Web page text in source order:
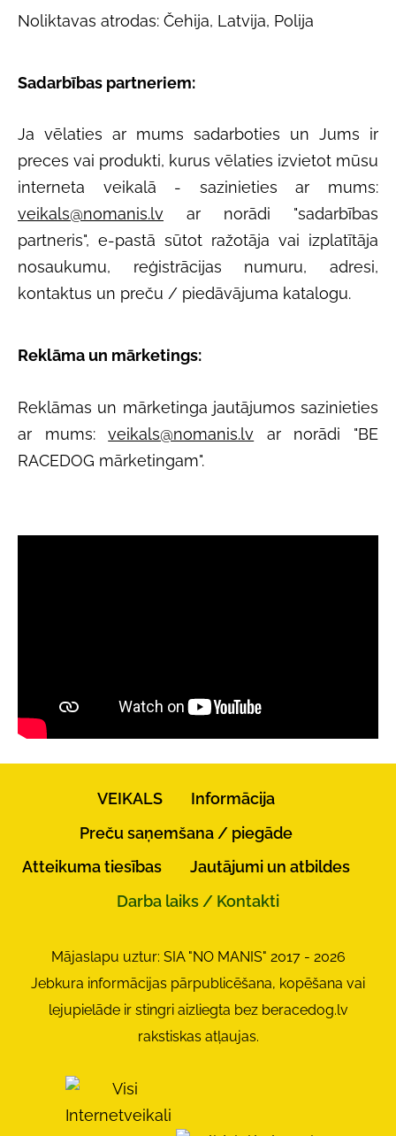
Noliktavas atrodas: Čehija, Latvija, Polija
Sadarbības partneriem:
Ja vēlaties ar mums sadarboties un Jums ir
preces vai produkti, kurus vēlaties izvietot mūsu
interneta veikalā - sazinieties ar mums:
veikals@nomanis.lv ar norādi "sadarbības
partneris", e-pastā sūtot ražotāja vai izplatītāja
nosaukumu, reģistrācijas numuru, adresi,
kontaktus un preču / piedāvājuma katalogu.
Reklāma un mārketings:
Reklāmas un mārketinga jautājumos sazinieties
ar mums:veikals@nomanis.lv ar norādi "BE
RACEDOG mārketingam".
VEIKALS
Informācija
Preču saņemšana / piegāde
Atteikuma tiesības
Jautājumi un atbildes
Darba laiks / Kontakti
Mājaslapu uztur: SIA "NO MANIS" 2017 - 2026
Jebkura informācijas pārpublicēšana, kopēšana vai
lejupielāde ir stingri aizliegta bez beracedog.lv
rakstiskas atļaujas.